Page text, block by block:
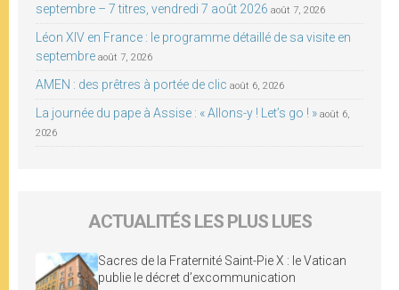
septembre – 7 titres, vendredi 7 août 2026 août 7, 2026
Léon XIV en France : le programme détaillé de sa visite en
septembre août 7, 2026
AMEN : des prêtres à portée de clic août 6, 2026
La journée du pape à Assise : « Allons-y ! Let’s go ! » août 6,
2026
ACTUALITÉS LES PLUS LUES
Sacres de la Fraternité Saint-Pie X : le Vatican
publie le décret d’excommunication